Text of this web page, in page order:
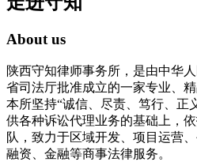
About us
陕西守知律师事务所，是由中华
省司法厅批准成立的一家专业、精
本所坚持“诚信、尽责、笃行、正
供各种诉讼代理业务的基础上，
队，致力于区域开发、项目运营
融资、金融等商事法律服务。